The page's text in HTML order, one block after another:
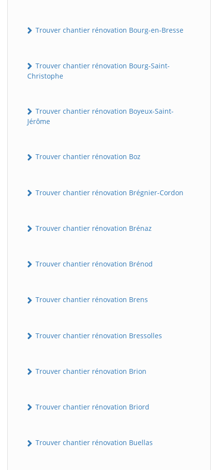
Trouver chantier rénovation Bourg-en-Bresse
Trouver chantier rénovation Bourg-Saint-
Christophe
Trouver chantier rénovation Boyeux-Saint-
Jérôme
Trouver chantier rénovation Boz
Trouver chantier rénovation Brégnier-Cordon
Trouver chantier rénovation Brénaz
Trouver chantier rénovation Brénod
Trouver chantier rénovation Brens
Trouver chantier rénovation Bressolles
Trouver chantier rénovation Brion
Trouver chantier rénovation Briord
Trouver chantier rénovation Buellas